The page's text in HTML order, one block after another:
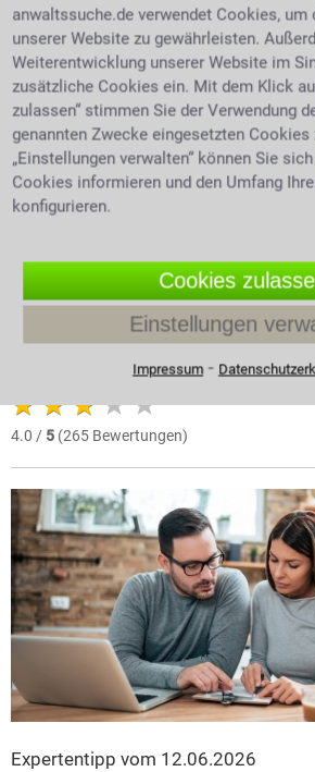
Expertentipp vom 17.06.2026
Kann man das häusliche
Arbeitszimmer von der
absetzen?
Wann können Arbeitnehmer und
Kosten für ein häusliches
Was gilt, wenn im Homeoffice
kein separates Arbeitszimmer
Ausgaben lassen sich absetzen?
das häusliche Arbeitszimmer
4.0 / 5 (265 Bewertungen)
Expertentipp vom 12.06.2026
anwaltssuche.de verwendet Cookies,
unserer Website zu gewährleisten.
Weiterentwicklung unserer Website im
zusätzliche Cookies ein. Mit dem Klick
zulassen“ stimmen Sie der Verwendung
genannten Zwecke eingesetzten Cookies
„Einstellungen verwalten“ können Sie
Cookies informieren und den Umfang
konfigurieren.
Cookies
Einstellungen
Impressum⁃